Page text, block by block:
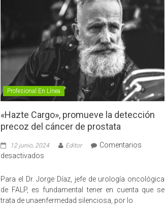
Profesional En Línea
«Hazte Cargo», promueve la detección
precoz del cáncer de prostata
12 junio, 2024 Editor
Comentarios
desactivados
Cargo»,
promueve
la
Para el Dr. Jorge Díaz, jefe de urología oncológica
de FALP, es fundamental tener en cuenta que se
trata de unaenfermedad silenciosa, por lo